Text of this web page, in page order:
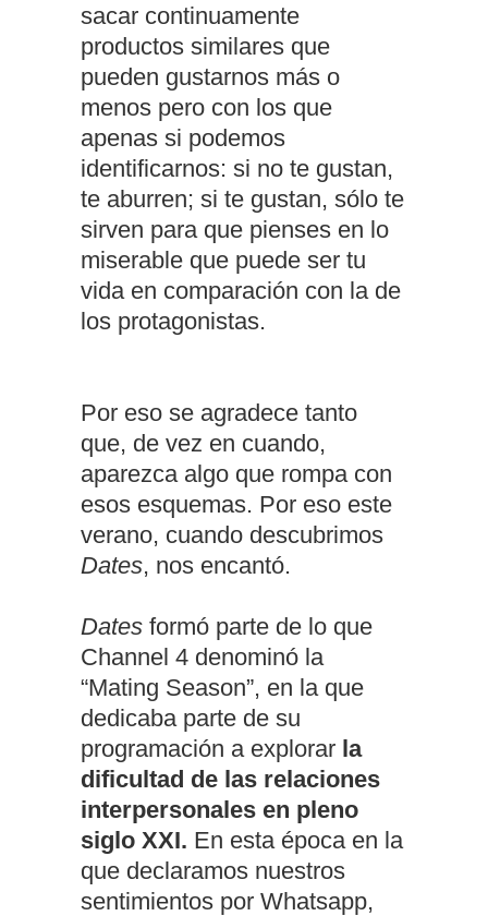
sacar continuamente
productos similares que
pueden gustarnos más o
menos pero con los que
apenas si podemos
identificarnos: si no te gustan,
te aburren; si te gustan, sólo te
sirven para que pienses en lo
miserable que puede ser tu
vida en comparación con la de
los protagonistas.
Por eso se agradece tanto
que, de vez en cuando,
aparezca algo que rompa con
esos esquemas. Por eso este
verano, cuando descubrimos
Dates, nos encantó.
Dates formó parte de lo que
Channel 4 denominó la
“Mating Season”, en la que
dedicaba parte de su
programación a explorar la
dificultad de las relaciones
interpersonales en pleno
siglo XXI. En esta época en la
que declaramos nuestros
sentimientos por Whatsapp,